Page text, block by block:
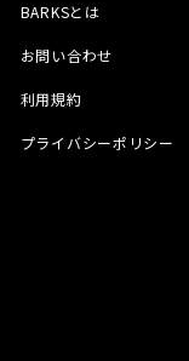
BARKSとは
お問い合わせ
利用規約
プライバシーポリシー